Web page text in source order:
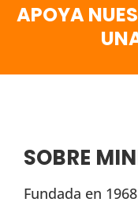
APOYA
SOBRE
Fundada en